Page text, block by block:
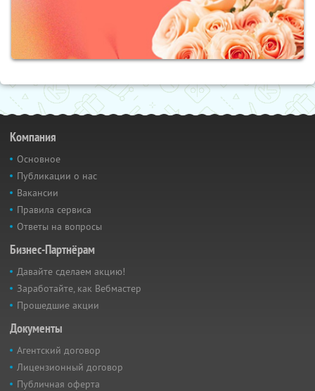
Компания
Основное
Публикации о нас
Вакансии
Правила сервиса
Ответы на вопросы
Бизнес-Партнёрам
Давайте сделаем акцию!
Заработайте, как Вебмастер
Прошедшие акции
Документы
Агентский договор
Лицензионный договор
Публичная оферта